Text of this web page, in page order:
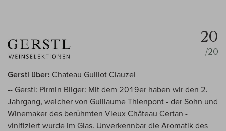
20
/20
Gerstl über: Chateau Guillot Clauzel
-- Gerstl: Pirmin Bilger: Mit dem 2019er haben wir den 2.
Jahrgang, welcher von Guillaume Thienpont - der Sohn und
Winemaker des berühmten Vieux Château Certan -
vinifiziert wurde im Glas. Unverkennbar die Aromatik des